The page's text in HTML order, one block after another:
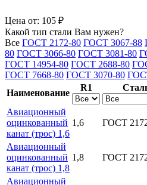
Цена от: 105 ₽
Какой тип стали Вам нужен?
Все ГОСТ 2172-80 ГОСТ 3067-88
80 ГОСТ 3066-80 ГОСТ 3081-80
ГОСТ 14954-80 ГОСТ 2688-80
ГОСТ 7668-80 ГОСТ 3070-80
Наименование
R1
Авиационный
оцинкованный
канат (трос) 1,6
1,6 ГОСТ
Авиационный
оцинкованный
канат (трос) 1,8
1,8 ГОСТ
Авиационный